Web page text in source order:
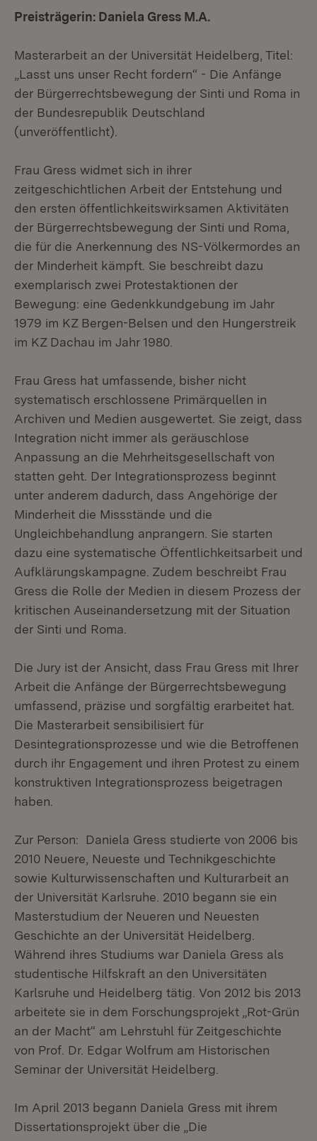
Preisträgerin: Daniela Gress M.A.
Masterarbeit an der Universität Heidelberg, Titel:
„Lasst uns unser Recht fordern“ - Die Anfänge
der Bürgerrechtsbewegung der Sinti und Roma in
der Bundesrepublik Deutschland
(unveröffentlicht).
Frau Gress widmet sich in ihrer
zeitgeschichtlichen Arbeit der Entstehung und
den ersten öffentlichkeitswirksamen Aktivitäten
der Bürgerrechtsbewegung der Sinti und Roma,
die für die Anerkennung des NS-Völkermordes an
der Minderheit kämpft. Sie beschreibt dazu
exemplarisch zwei Protestaktionen der
Bewegung: eine Gedenkkundgebung im Jahr
1979 im KZ Bergen-Belsen und den Hungerstreik
im KZ Dachau im Jahr 1980.
Frau Gress hat umfassende, bisher nicht
systematisch erschlossene Primärquellen in
Archiven und Medien ausgewertet. Sie zeigt, dass
Integration nicht immer als geräuschlose
Anpassung an die Mehrheitsgesellschaft von
statten geht. Der Integrationsprozess beginnt
unter anderem dadurch, dass Angehörige der
Minderheit die Missstände und die
Ungleichbehandlung anprangern. Sie starten
dazu eine systematische Öffentlichkeitsarbeit und
Aufklärungskampagne. Zudem beschreibt Frau
Gress die Rolle der Medien in diesem Prozess der
kritischen Auseinandersetzung mit der Situation
der Sinti und Roma.
Die Jury ist der Ansicht, dass Frau Gress mit Ihrer
Arbeit die Anfänge der Bürgerrechtsbewegung
umfassend, präzise und sorgfältig erarbeitet hat.
Die Masterarbeit sensibilisiert für
Desintegrationsprozesse und wie die Betroffenen
durch ihr Engagement und ihren Protest zu einem
konstruktiven Integrationsprozess beigetragen
haben.
Zur Person: Daniela Gress studierte von 2006 bis
2010 Neuere, Neueste und Technikgeschichte
sowie Kulturwissenschaften und Kulturarbeit an
der Universität Karlsruhe. 2010 begann sie ein
Masterstudium der Neueren und Neuesten
Geschichte an der Universität Heidelberg.
Während ihres Studiums war Daniela Gress als
studentische Hilfskraft an den Universitäten
Karlsruhe und Heidelberg tätig. Von 2012 bis 2013
arbeitete sie in dem Forschungsprojekt „Rot-Grün
an der Macht“ am Lehrstuhl für Zeitgeschichte
von Prof. Dr. Edgar Wolfrum am Historischen
Seminar der Universität Heidelberg.
Im April 2013 begann Daniela Gress mit ihrem
Dissertationsprojekt über die „Die